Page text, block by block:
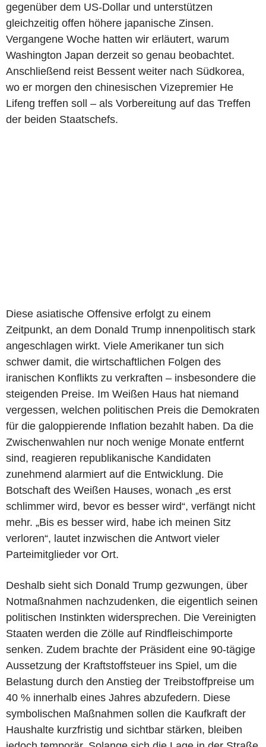
gegenüber dem US-Dollar und unterstützen
gleichzeitig offen höhere japanische Zinsen.
Vergangene Woche hatten wir erläutert, warum
Washington Japan derzeit so genau beobachtet.
Anschließend reist Bessent weiter nach Südkorea,
wo er morgen den chinesischen Vizepremier He
Lifeng treffen soll – als Vorbereitung auf das Treffen
der beiden Staatschefs.
Diese asiatische Offensive erfolgt zu einem
Zeitpunkt, an dem Donald Trump innenpolitisch stark
angeschlagen wirkt. Viele Amerikaner tun sich
schwer damit, die wirtschaftlichen Folgen des
iranischen Konflikts zu verkraften – insbesondere die
steigenden Preise. Im Weißen Haus hat niemand
vergessen, welchen politischen Preis die Demokraten
für die galoppierende Inflation bezahlt haben. Da die
Zwischenwahlen nur noch wenige Monate entfernt
sind, reagieren republikanische Kandidaten
zunehmend alarmiert auf die Entwicklung. Die
Botschaft des Weißen Hauses, wonach „es erst
schlimmer wird, bevor es besser wird“, verfängt nicht
mehr. „Bis es besser wird, habe ich meinen Sitz
verloren“, lautet inzwischen die Antwort vieler
Parteimitglieder vor Ort.
Deshalb sieht sich Donald Trump gezwungen, über
Notmaßnahmen nachzudenken, die eigentlich seinen
politischen Instinkten widersprechen. Die Vereinigten
Staaten werden die Zölle auf Rindfleischimporte
senken. Zudem brachte der Präsident eine 90-tägige
Aussetzung der Kraftstoffsteuer ins Spiel, um die
Belastung durch den Anstieg der Treibstoffpreise um
40 % innerhalb eines Jahres abzufedern. Diese
symbolischen Maßnahmen sollen die Kaufkraft der
Haushalte kurzfristig und sichtbar stärken, bleiben